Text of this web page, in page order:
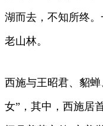
湖而去，不知所终
老山林。
西施与王昭君、貂
女”，其中，西施居